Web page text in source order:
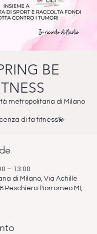
BE
metropolitana di Milano
di fa fitness💫
– 13:00
di Milano, Via Achille
Peschiera Borromeo MI,